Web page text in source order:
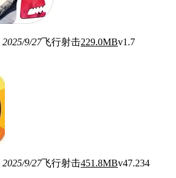
2025/9/27飞行射击229.0MBv1.7
2025/9/27飞行射击451.8MBv47.234